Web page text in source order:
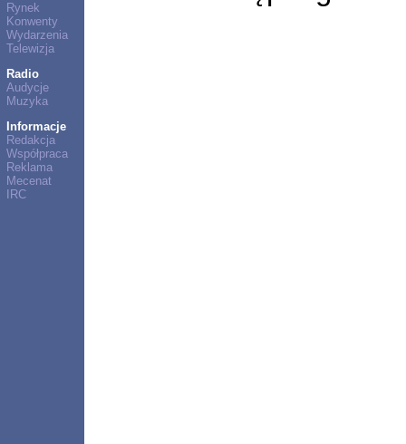
Rynek
Konwenty
Wydarzenia
Telewizja
Radio
Audycje
Muzyka
Informacje
Redakcja
Współpraca
Reklama
Mecenat
IRC